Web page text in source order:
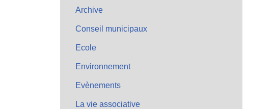
Archive
Conseil municipaux
Ecole
Environnement
Evènements
La vie associative